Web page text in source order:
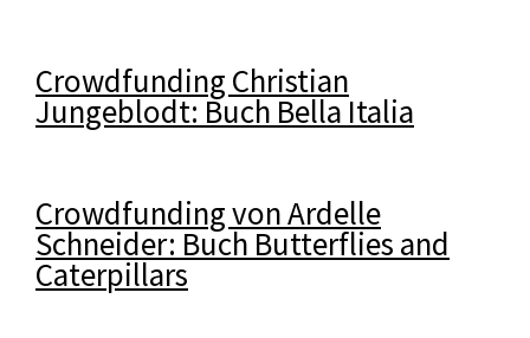
Crowdfunding Christian
Jungeblodt: Buch Bella Italia
Crowdfunding von Ardelle
Schneider: Buch Butterflies and
Caterpillars